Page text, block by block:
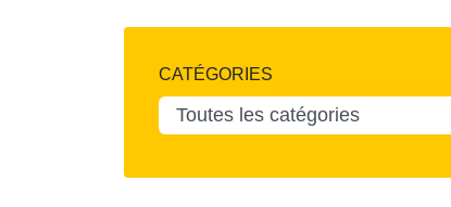
CATÉGORIES